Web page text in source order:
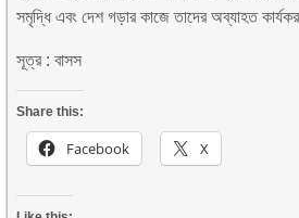
সমৃদ্ধি এবং দেশ গড়ার কাজে তাদের অব্যাহত
সূত্র : বাসস
Share this:
Facebook X